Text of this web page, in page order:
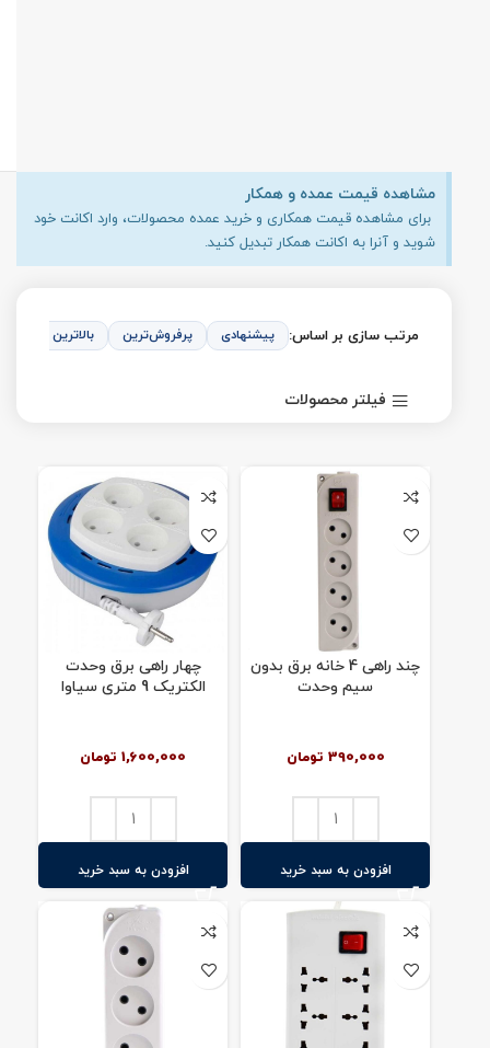
مشاهده قیمت عمده و همکار
برای مشاهده قیمت همکاری و خرید عمده محصولات، وارد اکانت خود
شوید و آنرا به اکانت همکار تبدیل کنید.
مرتب سازی بر اساس: پیشنهادی پرفروش‌ترین بالاترین امتیاز
فیلتر محصولات
چند راهی 4 خانه برق بدون
سیم وحدت
390,000 تومان
افزودن به سبد خرید
چهار راهی برق وحدت
الکتریک 9 متری سیاوا
1,600,000 تومان
افزودن به سبد خرید